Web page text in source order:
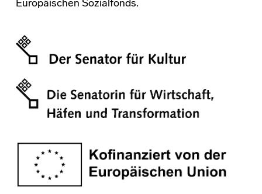
Europäischen Sozialfonds.